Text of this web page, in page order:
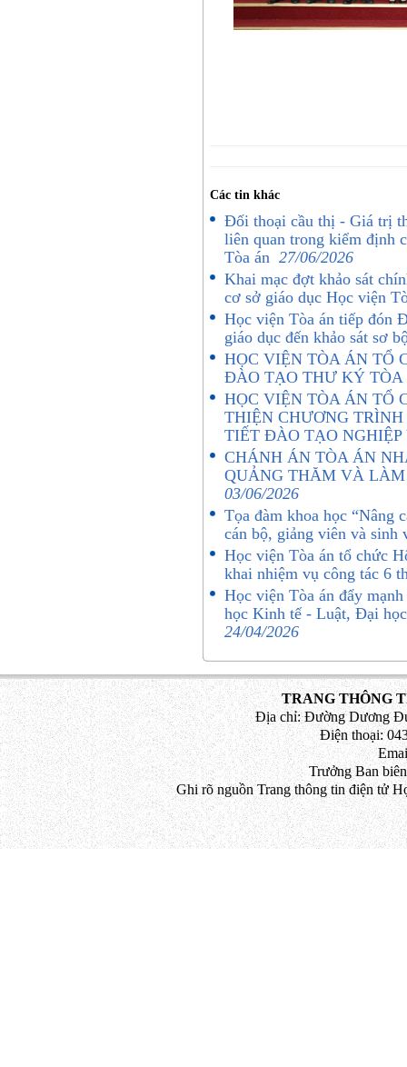
Các tin khác
Đối thoại cầu thị - Giá trị
liên quan trong kiểm định
Tòa án 27/06/2026
Khai mạc đợt khảo sát
cơ sở giáo dục Học viện
Học viện Tòa án tiếp đón
giáo dục đến khảo sát sơ
HỌC VIỆN TÒA ÁN TỔ
ĐÀO TẠO THƯ KÝ
HỌC VIỆN TÒA ÁN TỔ
THIỆN CHƯƠNG
TIẾT ĐÀO TẠO
CHÁNH ÁN TÒA ÁN
QUẢNG THĂM VÀ
03/06/2026
Tọa đàm khoa học “Nâng
cán bộ, giảng viên và
Học viện Tòa án tổ chức
khai nhiệm vụ công tác 6
Học viện Tòa án đẩy
học Kinh tế - Luật, Đại
24/04/2026
TRANG THÔNG
Địa chỉ: Đường Dương
Điện thoại:
Trưởng Ban
Ghi rõ nguồn Trang thông tin điện tử